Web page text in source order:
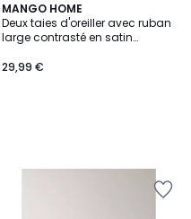
MANGO HOME
Deux taies d'oreiller avec ruban
large contrasté en satin
29,99 €